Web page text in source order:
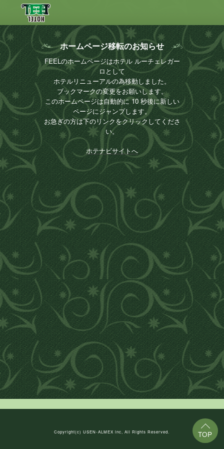
ホームページ移転のお知らせ
FEELのホームページはホテル ルーチェレガー
ロとして
ホテルリニューアルの為移動しました。
ブックマークの変更をお願いします。
このホームページは自動的に 10 秒後に新しい
ページにジャンプします。
お急ぎの方は下のリンクをクリックしてくださ
い。
ホテナビサイトへ
Copyright(c)USEN-ALMEX inc, All Rights Reserved.